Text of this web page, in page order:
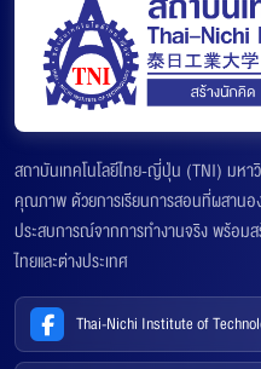
สถาบันเทคโนโลยีไทย-ญี่ปุ่น (TNI) มห
คุณภาพ ด้วยการเรียนการสอนที่ผสานอ
ประสบการณ์จากการทำงานจริง พร้อม
ไทยและต่างประเทศ
Thai-Nichi Institute of